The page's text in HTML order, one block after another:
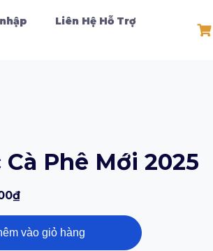
Liên Hệ Hỗ Trợ
Phê Mới 2025
₫
vào giỏ hàng